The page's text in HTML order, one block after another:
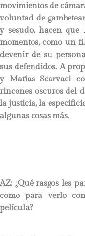
movimientos de
voluntad de
y sesudo, hacen que
momentos, como un
devenir de su
sus defendidos. A
y Matías Scarvaci
rincones oscuros del
la justicia, la
algunas cosas más.
AZ: ¿Qué rasgos les
como para verlo
película?